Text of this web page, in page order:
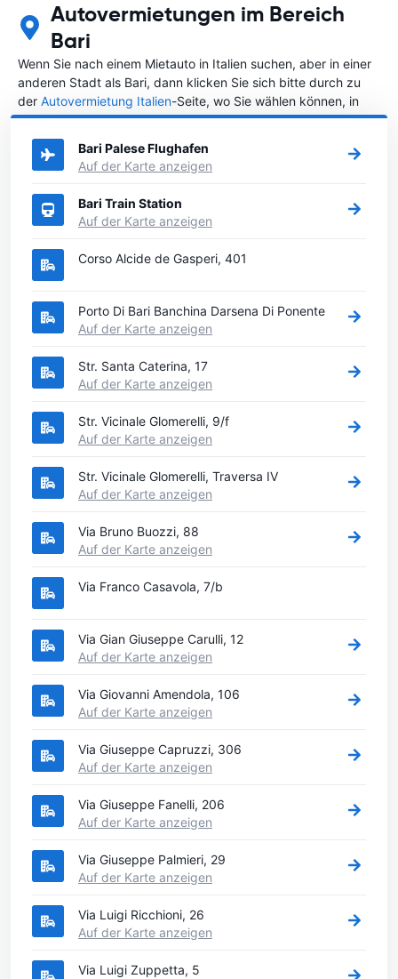
Autovermietungen im Bereich
Bari
Wenn Sie nach einem Mietauto in Italien suchen, aber in einer
anderen Stadt als Bari, dann klicken Sie sich bitte durch zu
der Autovermietung Italien-Seite, wo Sie wählen können, in
welcher Stadt in Italien Sie ein Auto mieten möchten.
Bari Palese Flughafen
Auf der Karte anzeigen
Bari Train Station
Auf der Karte anzeigen
Corso Alcide de Gasperi, 401
Porto Di Bari Banchina Darsena Di Ponente
Auf der Karte anzeigen
Str. Santa Caterina, 17
Auf der Karte anzeigen
Str. Vicinale Glomerelli, 9/f
Auf der Karte anzeigen
Str. Vicinale Glomerelli, Traversa IV
Auf der Karte anzeigen
Via Bruno Buozzi, 88
Auf der Karte anzeigen
Via Franco Casavola, 7/b
Via Gian Giuseppe Carulli, 12
Auf der Karte anzeigen
Via Giovanni Amendola, 106
Auf der Karte anzeigen
Via Giuseppe Capruzzi, 306
Auf der Karte anzeigen
Via Giuseppe Fanelli, 206
Auf der Karte anzeigen
Via Giuseppe Palmieri, 29
Auf der Karte anzeigen
Via Luigi Ricchioni, 26
Auf der Karte anzeigen
Via Luigi Zuppetta, 5